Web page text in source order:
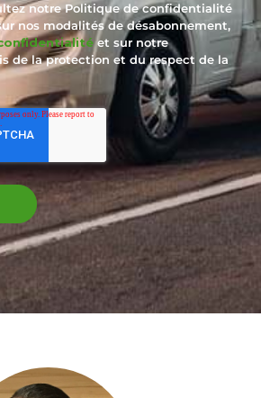
notre Politique de confidentialité
nos modalités de désabonnement,
et sur notre
de la protection et du respect de la